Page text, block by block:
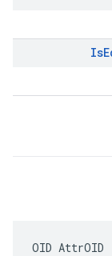
Is
OID AttrOID